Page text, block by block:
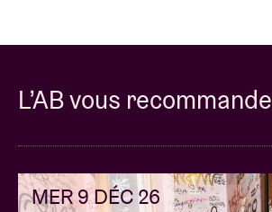
L’AB vous recommande
MER 9 DÉC 26